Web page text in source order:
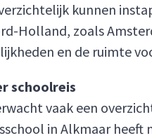
kunnen
Holland, zoals
en de ruimte
schoolreis
vaak een
in Alkmaar heeft